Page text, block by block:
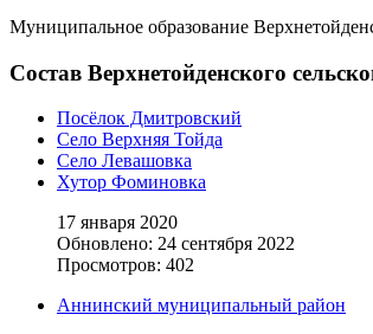
Муниципальное образование
Состав Верхнетойденского
Посёлок Дмитровский
Село Верхняя Тойда
Село Левашовка
Хутор Фоминовка
17 января 2020
Обновлено: 24 сентября 2022
Просмотров: 402
Аннинский муниципальный район